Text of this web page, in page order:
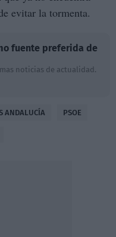
evitar la tormenta.
fuente preferida de
noticias de actualidad.
ANDALUCÍA PSOE